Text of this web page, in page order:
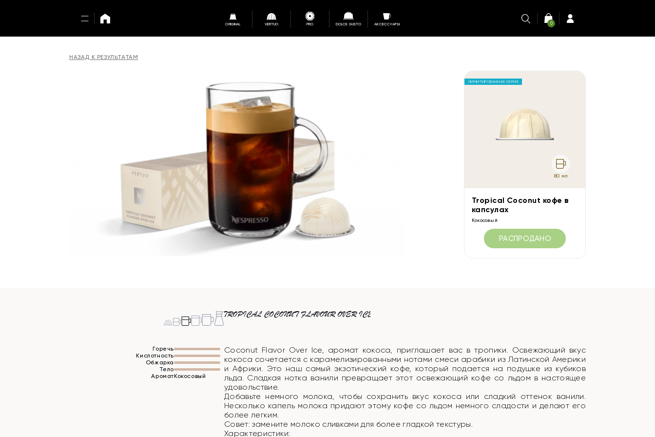
ORIGINAL VERTUO PRO DOLCE GUSTO АКСЕССУАРЫ 0
НАЗАД К РЕЗУЛЬТАТАМ
ЛИМИТИРОВАННАЯ СЕРИЯ
80 мл
Tropical Coconut кофе в
капсулах
Кокосовый
РАСПРОДАНО
Горечь
Кислотность
Обжарка
Тело
АроматКокосовый
Coconut Flavor Over Ice, аромат кокоса, приглашает вас в тропики. Освежающий вкус
кокоса сочетается с карамелизированными нотами смеси арабики из Латинской Америки
и Африки. Это наш самый экзотический кофе, который подается на подушке из кубиков
льда. Сладкая нотка ванили превращает этот освежающий кофе со льдом в настоящее
удовольствие.
Добавьте немного молока, чтобы сохранить вкус кокоса или сладкий оттенок ванили.
Несколько капель молока придают этому кофе со льдом немного сладости и делают его
более легким.
Совет: замените молоко сливками для более гладкой текстуры.
Характеристики: